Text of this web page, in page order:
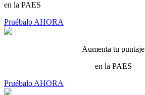
en la PAES
Pruébalo AHORA
Aumenta tu puntaje
en la PAES
Pruébalo AHORA